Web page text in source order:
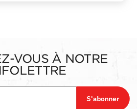
VOUS À NOTRE
S'abonner